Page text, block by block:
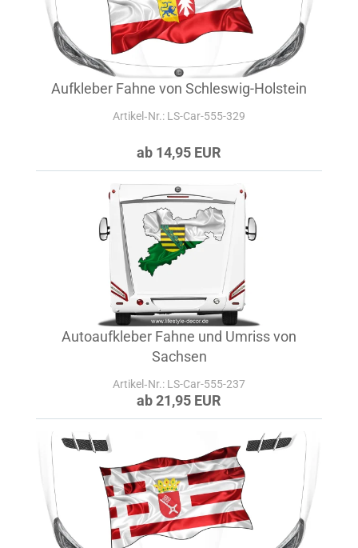
Aufkleber Fahne von Schleswig-Holstein
Artikel‑Nr.: LS-Car-555-329
ab 14,95 EUR
Autoaufkleber Fahne und Umriss von
Sachsen
Artikel‑Nr.: LS-Car-555-237
ab 21,95 EUR